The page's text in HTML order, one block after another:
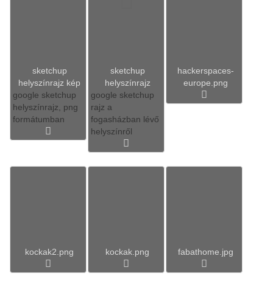
sketchup
helyszínrajz kép
google sketchup
helyszínrajz, png
formátumban
sketchup
helyszínrajz
google sketchup
rajz a
fogasházban lévő
helyszínről
hackerspaces-
europe.png
kockak2.png kockak.png fabathome.jpg